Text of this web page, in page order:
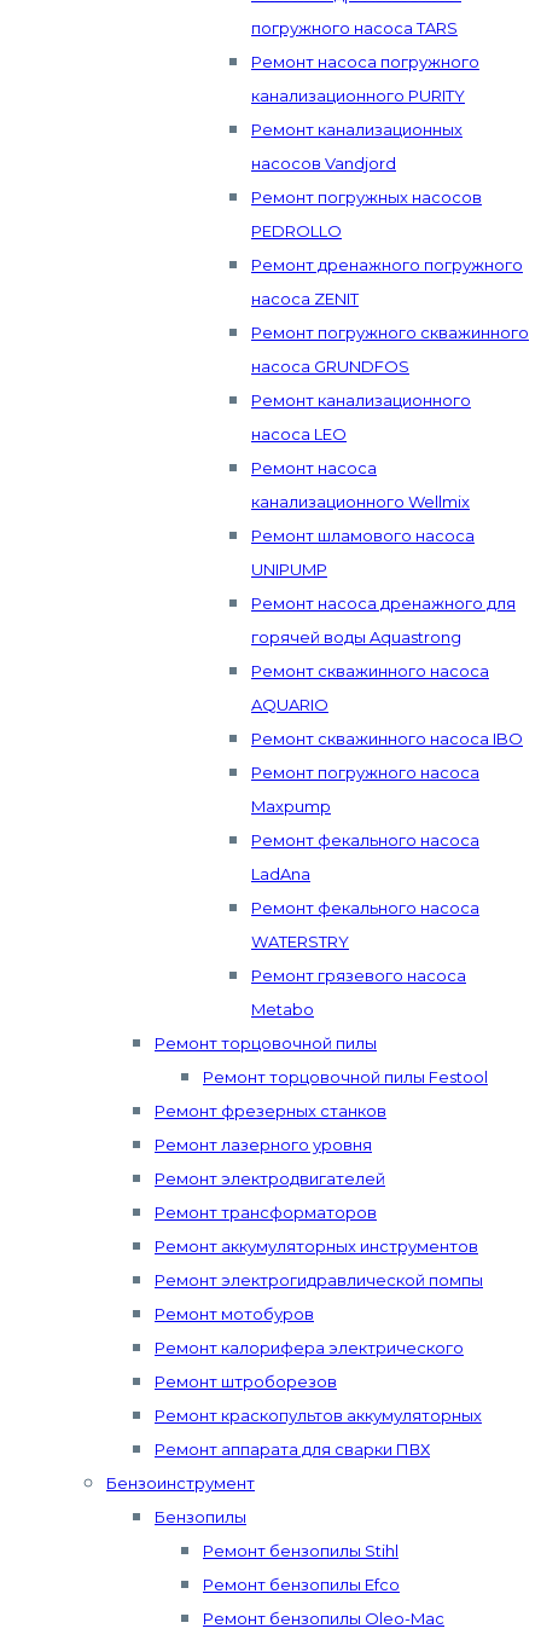
погружного насоса TARS
Ремонт насоса погружного
канализационного PURITY
Ремонт канализационных
насосов Vandjord
Ремонт погружных насосов
PEDROLLO
Ремонт дренажного погружного
насоса ZENIT
Ремонт погружного скважинного
насоса GRUNDFOS
Ремонт канализационного
насоса LEO
Ремонт насоса
канализационного Wellmix
Ремонт шламового насоса
UNIPUMP
Ремонт насоса дренажного для
горячей воды Aquastrong
Ремонт скважинного насоса
AQUARIO
Ремонт скважинного насоса IBO
Ремонт погружного насоса
Maxpump
Ремонт фекального насоса
LadAna
Ремонт фекального насоса
WATERSTRY
Ремонт грязевого насоса
Metabo
Ремонт торцовочной пилы
Ремонт торцовочной пилы Festool
Ремонт фрезерных станков
Ремонт лазерного уровня
Ремонт электродвигателей
Ремонт трансформаторов
Ремонт аккумуляторных инструментов
Ремонт электрогидравлической помпы
Ремонт мотобуров
Ремонт калорифера электрического
Ремонт штроборезов
Ремонт краскопультов аккумуляторных
Ремонт аппарата для сварки ПВХ
Бензоинструмент
Бензопилы
Ремонт бензопилы Stihl
Ремонт бензопилы Efco
Ремонт бензопилы Oleo-Mac